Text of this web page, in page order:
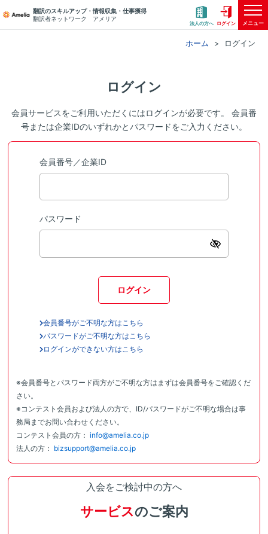
翻訳のスキルアップ・情報収集・仕事獲得
翻訳者ネットワーク アメリア
法人の方へ ログイン メニュー
ホーム ログイン
ログイン
会員サービスをご利用いただくにはログインが必要です。 会員番
号または企業IDのいずれかとパスワードをご入力ください。
会員番号／企業ID
パスワード
ログイン
会員番号がご不明な方はこちら
パスワードがご不明な方はこちら
ログインができない方はこちら
※会員番号とパスワード両方がご不明な方はまずは会員番号をご確認くだ
さい。
※コンテスト会員および法人の方で、ID/パスワードがご不明な場合は事
務局までお問い合わせください。
コンテスト会員の方： info@amelia.co.jp
法人の方： bizsupport@amelia.co.jp
入会をご検討中の方へ
サービスのご案内